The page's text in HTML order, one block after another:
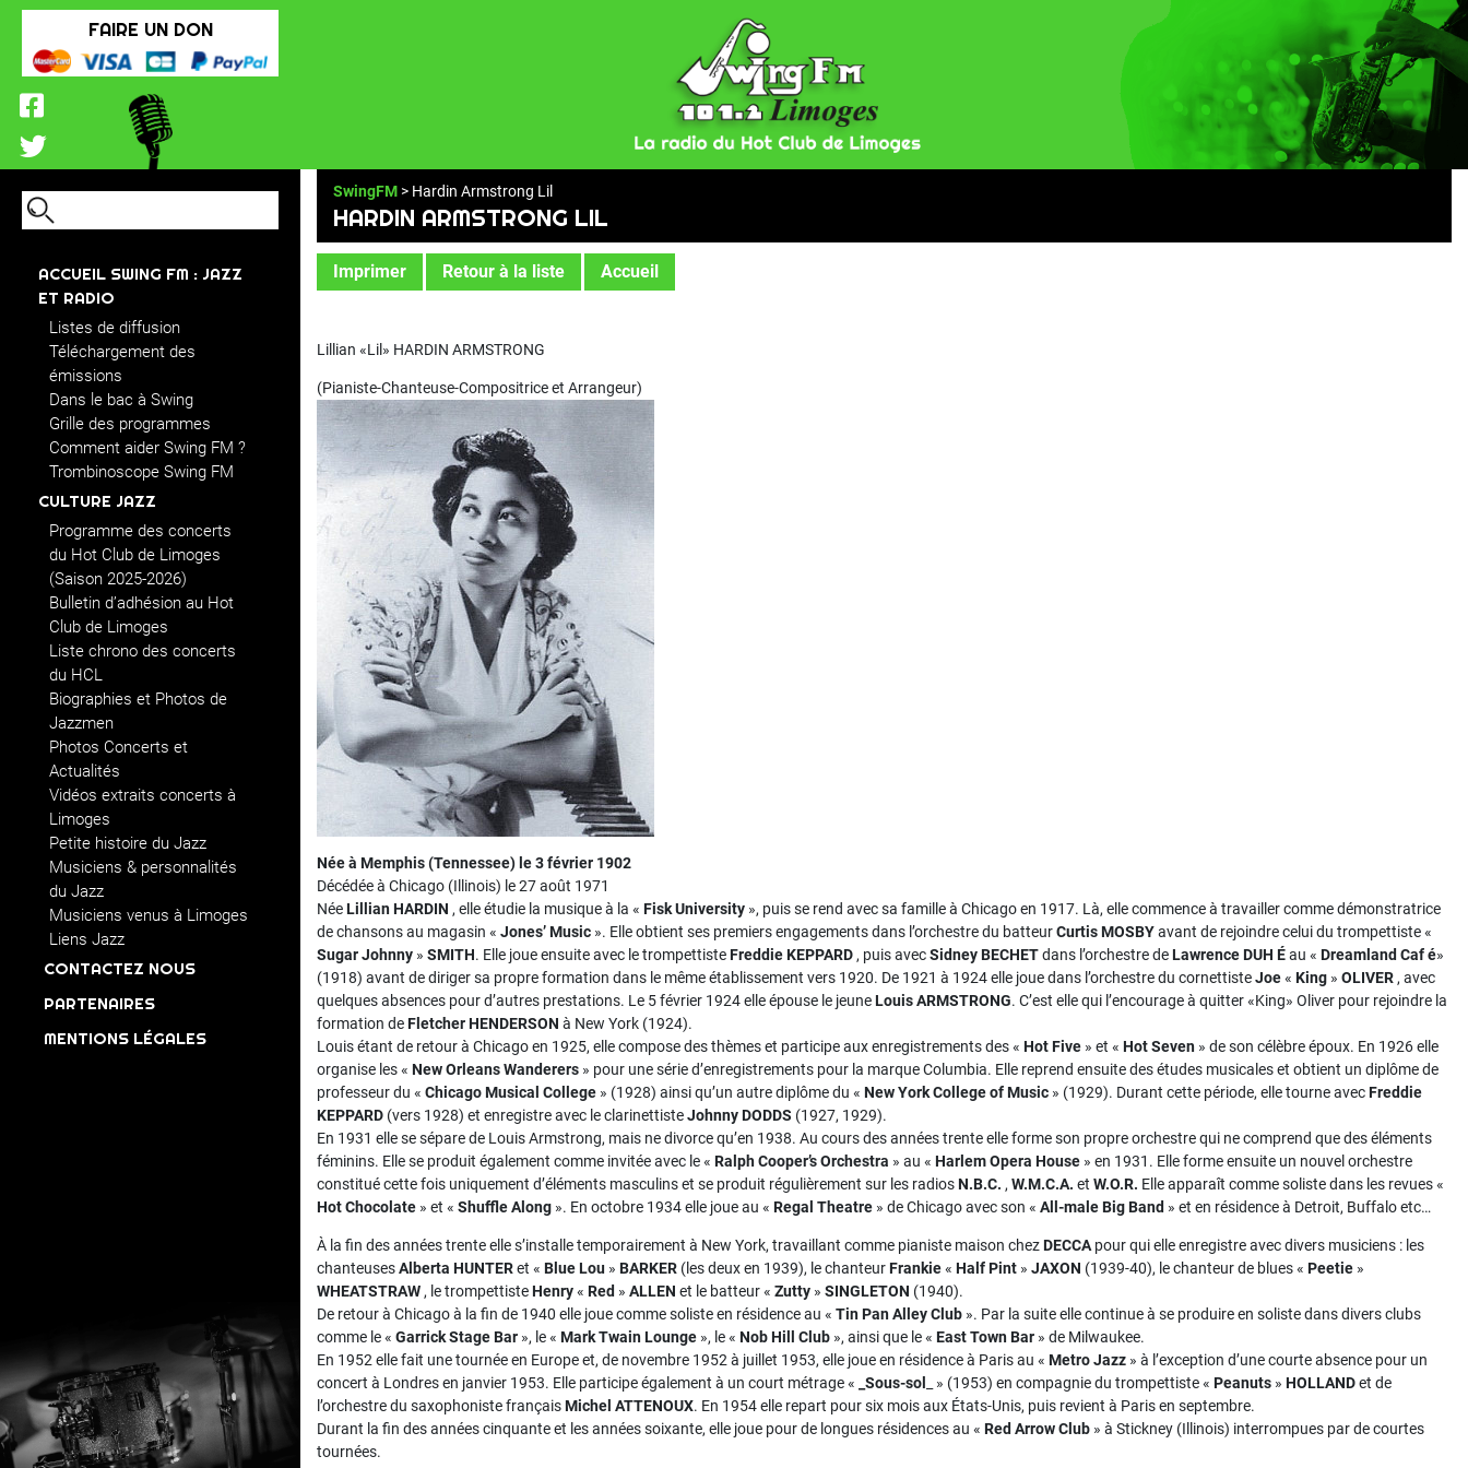
FAIRE UN DON
ACCUEIL SWING FM : JAZZ
ET RADIO
Listes de diffusion
Téléchargement des
émissions
Dans le bac à Swing
Grille des programmes
Comment aider Swing FM ?
Trombinoscope Swing FM
CULTURE JAZZ
Programme des concerts
du Hot Club de Limoges
(Saison 2025-2026)
Bulletin d’adhésion au Hot
Club de Limoges
Liste chrono des concerts
du HCL
Biographies et Photos de
Jazzmen
Photos Concerts et
Actualités
Vidéos extraits concerts à
Limoges
Petite histoire du Jazz
Musiciens & personnalités
du Jazz
Musiciens venus à Limoges
Liens Jazz
CONTACTEZ NOUS
PARTENAIRES
MENTIONS LÉGALES
SwingFM > Hardin Armstrong Lil
HARDIN ARMSTRONG LIL
Imprimer Retour à la liste Accueil
Lillian «Lil» HARDIN ARMSTRONG
(Pianiste-Chanteuse-Compositrice et Arrangeur)
Née à Memphis (Tennessee) le 3 février 1902
Décédée à Chicago (Illinois) le 27 août 1971
NéeLillian HARDIN , elle étudie la musique à la « Fisk University », puis se rend avec sa famille à Chicago en 1917. Là, elle commence à travailler comme démonstratrice
de chansons au magasin « Jones’ Music ». Elle obtient ses premiers engagements dans l’orchestre du batteurCurtis MOSBYavant de rejoindre celui du trompettiste «
Sugar Johnny » SMITH. Elle joue ensuite avec le trompettisteFreddie KEPPARD , puis avecSidney BECHETdans l’orchestre deLawrenceDUH Éau « Dreamland Caf é»
(1918) avant de diriger sa propre formation dans le même établissement vers 1920. De 1921 à 1924 elle joue dans l’orchestre du cornettisteJoe« King » OLIVER , avec
quelques absences pour d’autres prestations. Le 5 février 1924 elle épouse le jeuneLouis ARMSTRONG. C’est elle qui l’encourage à quitter «King» Oliver pour rejoindre la
formation deFletcher HENDERSON à New York (1924).
Louis étant de retour à Chicago en 1925, elle compose des thèmes et participe aux enregistrements des « Hot Five » et « Hot Seven » de son célèbre époux. En 1926 elle
organise les « New Orleans Wanderers » pour une série d’enregistrements pour la marque Columbia. Elle reprend ensuite des études musicales et obtient un diplôme de
professeur du « Chicago Musical College » (1928) ainsi qu’un autre diplôme du « New York College of Music » (1929). Durant cette période, elle tourne avecFreddie
KEPPARD (vers 1928) et enregistre avec le clarinettisteJohnny DODDS (1927, 1929).
En 1931 elle se sépare de Louis Armstrong, mais ne divorce qu’en 1938. Au cours des années trente elle forme son propre orchestre qui ne comprend que des éléments
féminins. Elle se produit également comme invitée avec le « Ralph Cooper’s Orchestra » au « Harlem Opera House » en 1931. Elle forme ensuite un nouvel orchestre
constitué cette fois uniquement d’éléments masculins et se produit régulièrement sur les radiosN.B.C. , W.M.C.A. et W.O.R. Elle apparaît comme soliste dans les revues «
Hot Chocolate » et « Shuffle Along ». En octobre 1934 elle joue au « Regal Theatre » de Chicago avec son « All-male Big Band » et en résidence à Detroit, Buffalo etc…
À la fin des années trente elle s’installe temporairement à New York, travaillant comme pianiste maison chezDECCA pour qui elle enregistre avec divers musiciens : les
chanteusesAlberta HUNTERet « Blue Lou » BARKER (les deux en 1939), le chanteurFrankie« Half Pint » JAXON (1939-40), le chanteur de blues « Peetie »
WHEATSTRAW , le trompettisteHenry« Red » ALLEN et le batteur « Zutty » SINGLETON (1940).
De retour à Chicago à la fin de 1940 elle joue comme soliste en résidence au « Tin Pan Alley Club ». Par la suite elle continue à se produire en soliste dans divers clubs
comme le « Garrick Stage Bar », le « Mark Twain Lounge », le « Nob Hill Club », ainsi que le « East Town Bar » de Milwaukee.
En 1952 elle fait une tournée en Europe et, de novembre 1952 à juillet 1953, elle joue en résidence à Paris au « Metro Jazz » à l’exception d’une courte absence pour un
concert à Londres en janvier 1953. Elle participe également à un court métrage «
_Sous-sol _ » (1953) en compagnie du trompettiste « Peanuts » HOLLANDet de
l’orchestre du saxophoniste françaisMichel ATTENOUX. En 1954 elle repart pour six mois aux États-Unis, puis revient à Paris en septembre.
Durant la fin des années cinquante et les années soixante, elle joue pour de longues résidences au « Red Arrow Club » à Stickney (Illinois) interrompues par de courtes
tournées.